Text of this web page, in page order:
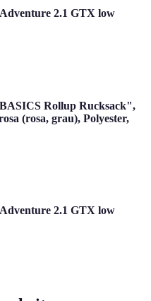
2.1 GTX low
Rollup Rucksack",
(rosa, grau), Polyester,
2.1 GTX low